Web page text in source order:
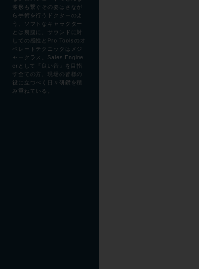
波形も繋ぐその姿はさなが
ら手術を行うドクターのよ
う。ソフトなキャラクター
とは裏腹に、サウンドに対
しての感性とPro Toolsのオ
ペレートテクニックはメジ
ャークラス。Sales Engine
erとして『良い音』を目指
す全ての方、現場の皆様の
役に立つべく日々研鑽を積
み重ねている。